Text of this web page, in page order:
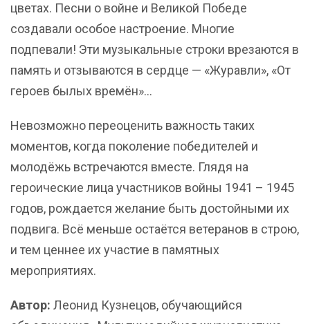
цветах. Песни о войне и Великой Победе
создавали особое настроение. Многие
подпевали! Эти музыкальные строки врезаются в
память и отзываются в сердце — «Журавли», «От
героев былых времён»…
Невозможно переоценить важность таких
моментов, когда поколение победителей и
молодёжь встречаются вместе. Глядя на
героические лица участников войны 1941 – 1945
годов, рождается желание быть достойными их
подвига. Всё меньше остаётся ветеранов в строю,
и тем ценнее их участие в памятных
мероприятиях.
Автор: Леонид Кузнецов, обучающийся